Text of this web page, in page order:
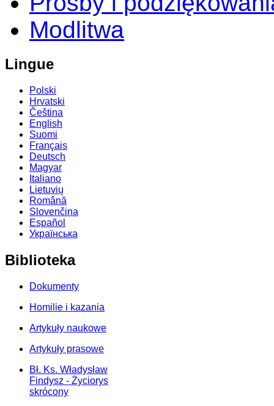
Modlitwa
Lingue
Polski
Hrvatski
Čeština
English
Suomi
Français
Deutsch
Magyar
Italiano
Lietuvių
Română
Slovenčina
Español
Українська
Biblioteka
Dokumenty
Homilie i kazania
Artykuły naukowe
Artykuły prasowe
Bł. Ks. Władysław
Findysz - Życiorys
skrócony